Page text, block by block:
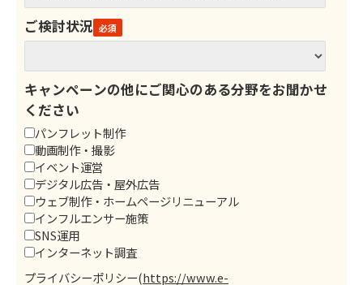
ご検討状況
キャンペーンの他にご関心のある分野をお聞かせ
ください
パンフレット制作
動画制作・撮影
イベント運営
デジタル広告・屋外広告
ウェブ制作・ホームページリニューアル
インフルエンサー施策
SNS運用
インターネット調査
プライバシーポリシー(https://www.e-